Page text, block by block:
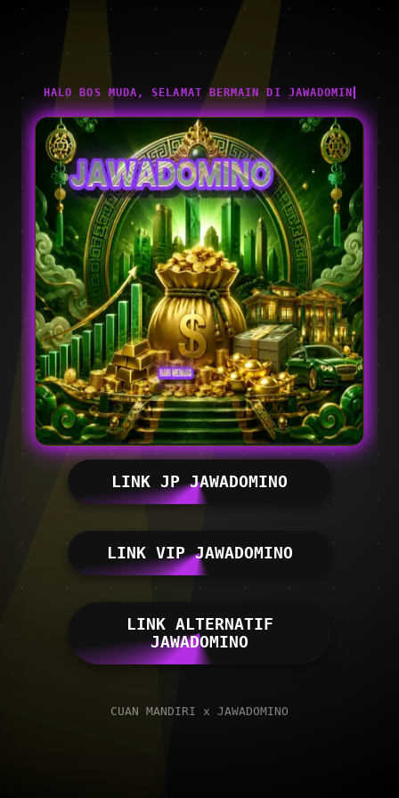
HALO BOS MUDA, SELAMAT BERMAIN DI JAWADOMINO
LINK JP JAWADOMINO
LINK VIP JAWADOMINO
LINK ALTERNATIF
JAWADOMINO
CUAN MANDIRI x JAWADOMINO